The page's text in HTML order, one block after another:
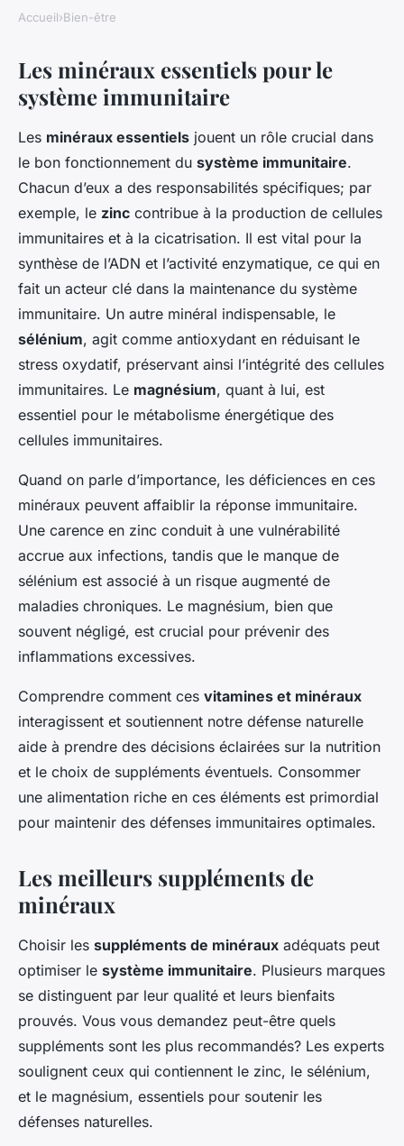
Les meilleurs suppléments de
minéraux pour booster votre
système immunitaire
Léo • 14 mars 2025 • 5 min de lecture
Accueil›Bien-être
Les minéraux essentiels pour le
système immunitaire
Les minéraux essentiels jouent un rôle crucial dans
le bon fonctionnement du système immunitaire.
Chacun d’eux a des responsabilités spécifiques; par
exemple, le zinc contribue à la production de cellules
immunitaires et à la cicatrisation. Il est vital pour la
synthèse de l’ADN et l’activité enzymatique, ce qui en
fait un acteur clé dans la maintenance du système
immunitaire. Un autre minéral indispensable, le
sélénium, agit comme antioxydant en réduisant le
stress oxydatif, préservant ainsi l’intégrité des cellules
immunitaires. Le magnésium, quant à lui, est
essentiel pour le métabolisme énergétique des
cellules immunitaires.
Quand on parle d’importance, les déficiences en ces
minéraux peuvent affaiblir la réponse immunitaire.
Une carence en zinc conduit à une vulnérabilité
accrue aux infections, tandis que le manque de
sélénium est associé à un risque augmenté de
maladies chroniques. Le magnésium, bien que
souvent négligé, est crucial pour prévenir des
inflammations excessives.
Comprendre comment ces vitamines et minéraux
interagissent et soutiennent notre défense naturelle
aide à prendre des décisions éclairées sur la nutrition
et le choix de suppléments éventuels. Consommer
une alimentation riche en ces éléments est primordial
pour maintenir des défenses immunitaires optimales.
Les meilleurs suppléments de
minéraux
Choisir les suppléments de minéraux adéquats peut
optimiser le système immunitaire. Plusieurs marques
se distinguent par leur qualité et leurs bienfaits
prouvés. Vous vous demandez peut-être quels
suppléments sont les plus recommandés? Les experts
soulignent ceux qui contiennent le zinc, le sélénium,
et le magnésium, essentiels pour soutenir les
défenses naturelles.